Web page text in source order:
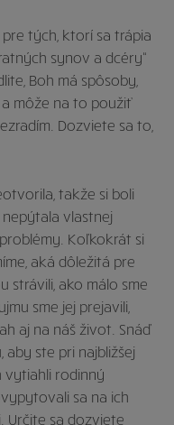
tých, ktorí sa trápia
synov a dcéry“
Boh má spôsoby,
môže na to použiť
Dozviete sa to,
takže si boli
vlastnej
Koľkokrát si
aká dôležitá pre
strávili, ako málo sme
sme jej prejavili,
aj na náš život. Snáď
ste pri najbližšej
rodinný
sa na ich
Určite sa dozviete